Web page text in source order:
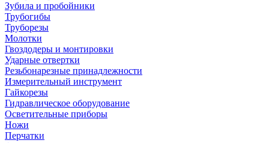
Зубила и пробойники
Трубогибы
Труборезы
Молотки
Гвоздодеры и монтировки
Ударные отвертки
Резьбонарезные принадлежности
Измерительный инструмент
Гайкорезы
Гидравлическое оборудование
Осветительные приборы
Ножи
Перчатки